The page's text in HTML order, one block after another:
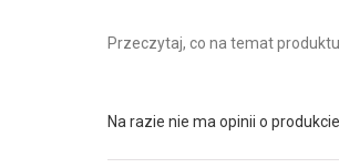
Przeczytaj, co na temat produktu
Na razie nie ma opinii o produkcie.